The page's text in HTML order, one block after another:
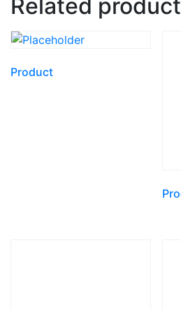
Related
Product